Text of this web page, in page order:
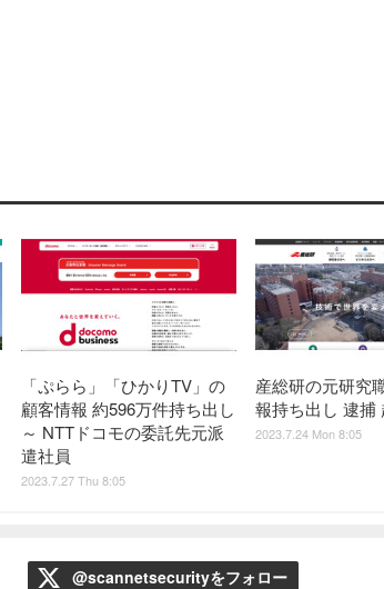
「ぷらら」「ひかりTV」の
顧客情報 約596万件持ち出し
～ NTTドコモの委託先元派
遣社員
2023.7.27 Thu 8:05
産総研の元研究
報持ち出し 逮捕
2023.7.24 Mon 8:05
@scannetsecurityをフォロー